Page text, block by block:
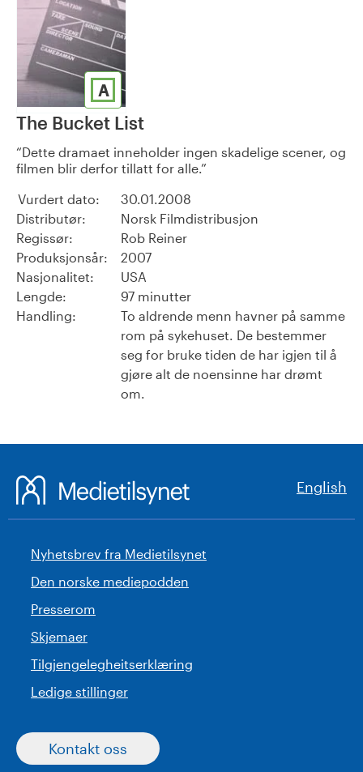
A
The Bucket List
Dette dramaet inneholder ingen skadelige scener, og
filmen blir derfor tillatt for alle.
Vurdert dato:
30.01.2008
Distributør:
Norsk Filmdistribusjon
Regissør:
Rob Reiner
Produksjonsår:
2007
Nasjonalitet:
USA
Lengde:
97 minutter
Handling:
To aldrende menn havner på samme
rom på sykehuset. De bestemmer
seg for bruke tiden de har igjen til å
gjøre alt de noensinne har drømt
om.
English
Nyhetsbrev fra Medietilsynet
Den norske mediepodden
Presserom
Skjemaer
Tilgjengelegheitserklæring
Ledige stillinger
Kontakt oss